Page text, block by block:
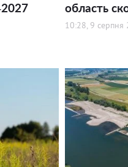
область
10:28, 9 серпня